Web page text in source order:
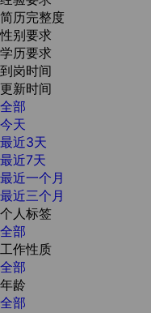
简历完整度
性别要求
学历要求
到岗时间
更新时间
全部
今天
最近3天
最近7天
最近一个月
最近三个月
个人标签
全部
工作性质
全部
年龄
全部